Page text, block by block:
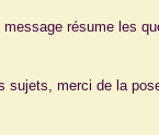
résume les
sujets, merci de la